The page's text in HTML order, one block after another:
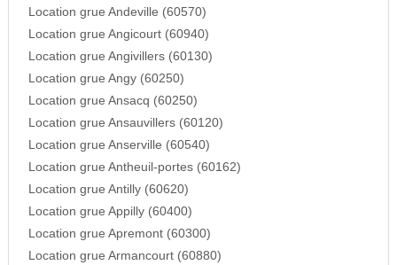
Location grue Andeville (60570)
Location grue Angicourt (60940)
Location grue Angivillers (60130)
Location grue Angy (60250)
Location grue Ansacq (60250)
Location grue Ansauvillers (60120)
Location grue Anserville (60540)
Location grue Antheuil-portes (60162)
Location grue Antilly (60620)
Location grue Appilly (60400)
Location grue Apremont (60300)
Location grue Armancourt (60880)